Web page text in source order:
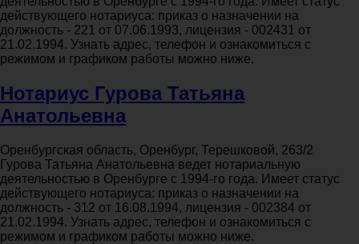
действующего нотариуса: приказ о назначении на
должность - 221 от 07.06.1993, лицензия - 002431 от
21.02.1994. Узнать адрес, телефон и ознакомиться с
режимом и графиком работы можно ниже.
Нотариус Гурова Татьяна
Анатольевна
Оренбургская область, Оренбург, Терешковой, 263/2
Гурова Татьяна Анатольевна ведет нотариальную
деятельностью в Оренбурге с 1994-го года. Имеет статус
действующего нотариуса: приказ о назначении на
должность - 312 от 16.08.1994, лицензия - 002384 от
21.02.1994. Узнать адрес, телефон и ознакомиться с
режимом и графиком работы можно ниже.